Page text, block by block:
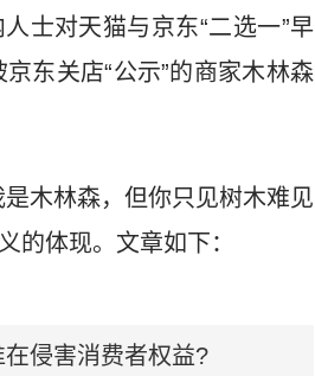
士对天猫与京东“二选一”早
东关店“公示”的商家木林森
木林森，但你只见树木难见
的体现。文章如下：
侵害消费者权益?